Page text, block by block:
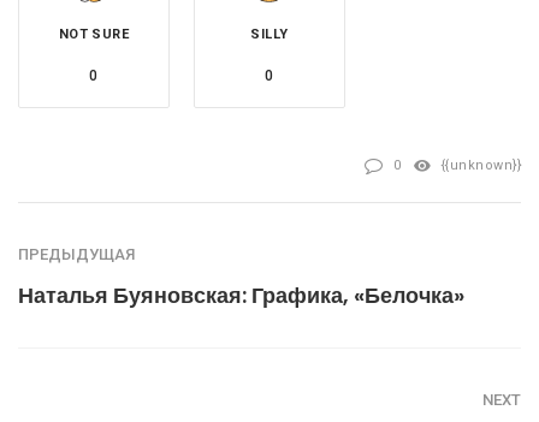
NOT SURE
0
SILLY
0
0 {{unknown}}
ПРЕДЫДУЩАЯ
Наталья Буяновская: Графика, «Белочка»
NEXT